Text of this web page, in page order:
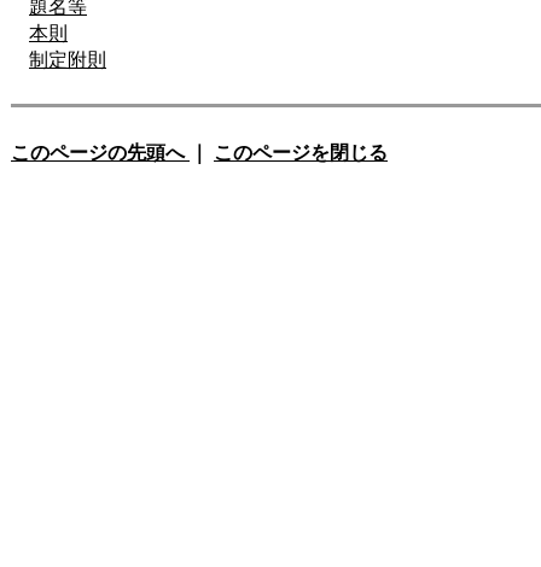
題名等
本則
制定附則
このページの先頭へ このページを閉じる